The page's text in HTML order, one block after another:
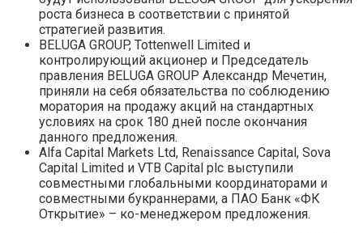
роста бизнеса в соответствии с принятой
стратегией развития.
BELUGA GROUP, Tottenwell Limited и
контролирующий акционер и Председатель
правления BELUGA GROUP Александр Мечетин,
приняли на себя обязательства по соблюдению
моратория на продажу акций на стандартных
условиях на срок 180 дней после окончания
данного предложения.
Alfa Capital Markets Ltd, Renaissance Capital, Sova
Capital Limited и VTB Capital plc выступили
совместными глобальными координаторами и
совместными букраннерами, а ПАО Банк «ФК
Открытие» – ко-менеджером предложения.